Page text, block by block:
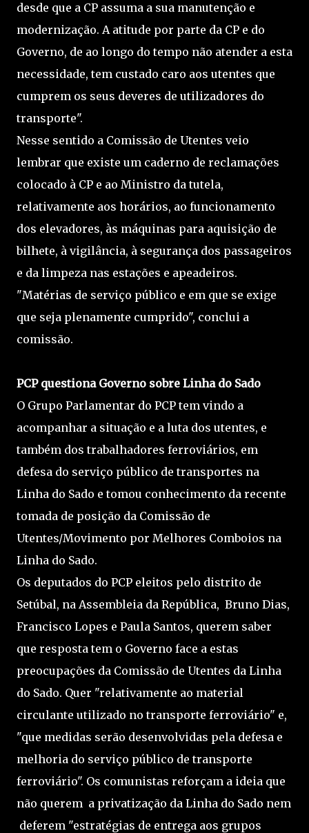
desde que a CP assuma a sua manutenção e
modernização. A atitude por parte da CP e do
Governo, de ao longo do tempo não atender a esta
necessidade, tem custado caro aos utentes que
cumprem os seus deveres de utilizadores do
transporte".
Nesse sentido a Comissão de Utentes veio
lembrar que existe um caderno de reclamações
colocado à CP e ao Ministro da tutela,
relativamente aos horários, ao funcionamento
dos elevadores, às máquinas para aquisição de
bilhete, à vigilância, à segurança dos passageiros
e da limpeza nas estações e apeadeiros.
"Matérias de serviço público e em que se exige
que seja plenamente cumprido", conclui a
comissão.
PCP questiona Governo sobre Linha do Sado
O Grupo Parlamentar do PCP tem vindo a
acompanhar a situação e a luta dos utentes, e
também dos trabalhadores ferroviários, em
defesa do serviço público de transportes na
Linha do Sado e tomou conhecimento da recente
tomada de posição da Comissão de
Utentes/Movimento por Melhores Comboios na
Linha do Sado.
Os deputados do PCP eleitos pelo distrito de
Setúbal, na Assembleia da República, Bruno Dias,
Francisco Lopes e Paula Santos, querem saber
que resposta tem o Governo face a estas
preocupações da Comissão de Utentes da Linha
do Sado. Quer "relativamente ao material
circulante utilizado no transporte ferroviário" e,
"que medidas serão desenvolvidas pela defesa e
melhoria do serviço público de transporte
ferroviário". Os comunistas reforçam a ideia que
não querem a privatização da Linha do Sado nem
deferem "estratégias de entrega aos grupos